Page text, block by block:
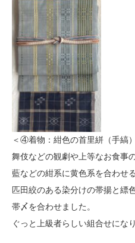
＜④着物：紺色の首里絣（手縞
舞伎などの観劇や上等なお食事
藍などの紺系に黄色系を合わせ
匹田絞のある染分けの帯揚と縹
帯〆を合わせました。
ぐっと上級者らしい組合せにな